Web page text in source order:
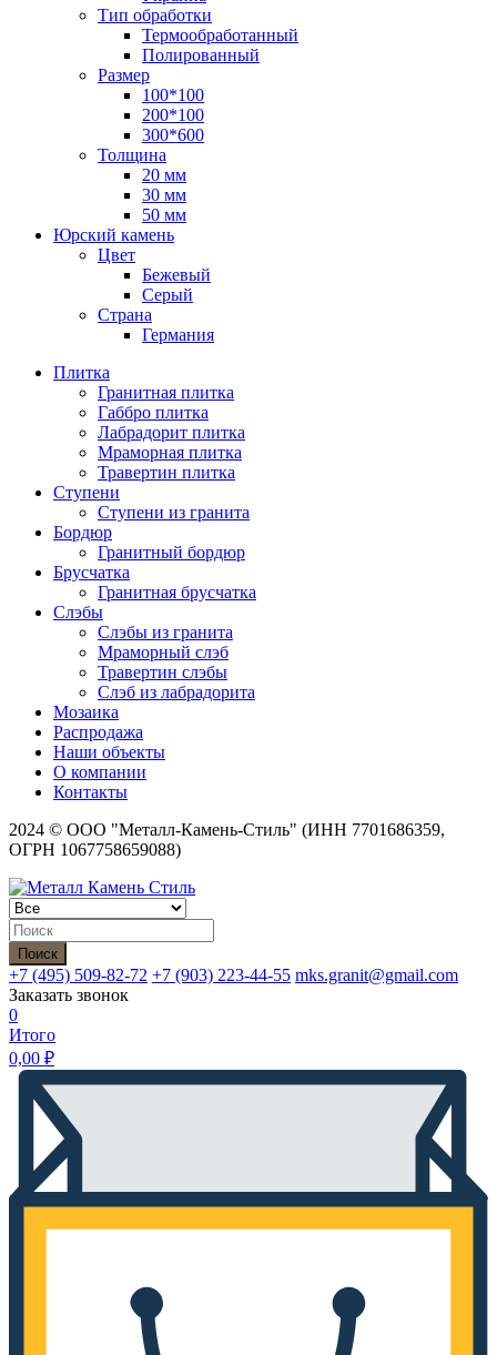
Тип обработки
Термообработанный
Полированный
Размер
100*100
200*100
300*600
Толщина
20 мм
30 мм
50 мм
Юрский камень
Цвет
Бежевый
Серый
Страна
Германия
Плитка
Гранитная плитка
Габбро плитка
Лабрадорит плитка
Мраморная плитка
Травертин плитка
Ступени
Ступени из гранита
Бордюр
Гранитный бордюр
Брусчатка
Гранитная брусчатка
Слэбы
Слэбы из гранита
Мраморный слэб
Травертин слэбы
Слэб из лабрадорита
Мозаика
Распродажа
Наши объекты
О компании
Контакты
2024 © ООО "Металл-Камень-Стиль" (ИНН 7701686359,
ОГРН 1067758659088)
Поиск
+7 (495) 509-82-72 +7 (903) 223-44-55 mks.granit@gmail.com
Заказать звонок
0
Итого
0,00 ₽